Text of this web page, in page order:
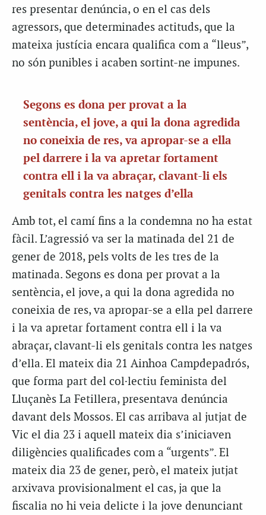
res presentar denúncia, o en el cas dels
agressors, que determinades actituds, que la
mateixa justícia encara qualifica com a “lleus”,
no són punibles i acaben sortint-ne impunes.
Segons es dona per provat a la
sentència, el jove, a qui la dona agredida
no coneixia de res, va apropar-se a ella
pel darrere i la va apretar fortament
contra ell i la va abraçar, clavant-li els
genitals contra les natges d’ella
Amb tot, el camí fins a la condemna no ha estat
fàcil. L’agressió va ser la matinada del 21 de
gener de 2018, pels volts de les tres de la
matinada. Segons es dona per provat a la
sentència, el jove, a qui la dona agredida no
coneixia de res, va apropar-se a ella pel darrere
i la va apretar fortament contra ell i la va
abraçar, clavant-li els genitals contra les natges
d’ella. El mateix dia 21 Ainhoa Campdepadrós,
que forma part del col·lectiu feminista del
Lluçanès La Fetillera, presentava denúncia
davant dels Mossos. El cas arribava al jutjat de
Vic el dia 23 i aquell mateix dia s’iniciaven
diligències qualificades com a “urgents”. El
mateix dia 23 de gener, però, el mateix jutjat
arxivava provisionalment el cas, ja que la
fiscalia no hi veia delicte i la jove denunciant